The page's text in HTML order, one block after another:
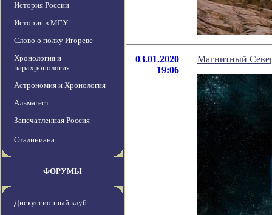
История России
История в МГУ
Слово о полку Игореве
Хронология и
парахронология
Астрономия и Хронология
Альмагест
Запечатленная Россия
Сталиниана
ФОРУМЫ
Дискуссионный клуб
03.01.2020
19:06
Магнитный